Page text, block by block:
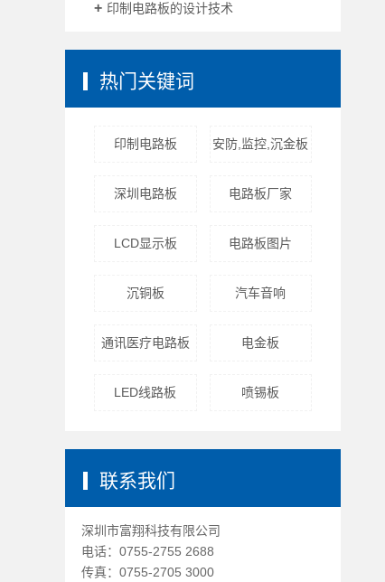
印制电路板的设计技术
热门关键词
印制电路板 安防,监控,沉金板
深圳电路板 电路板厂家
LCD显示板 电路板图片
沉铜板 汽车音响
通讯医疗电路板 电金板
LED线路板 喷锡板
联系我们
深圳市富翔科技有限公司
电话：0755-2755 2688
传真：0755-2705 3000